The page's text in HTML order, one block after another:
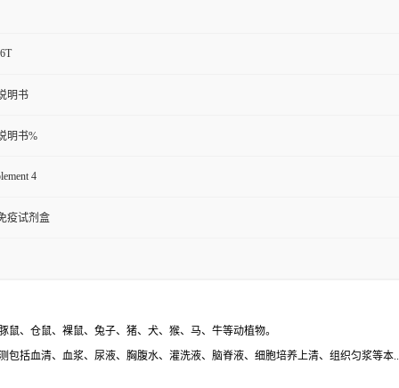
明书
明书%
4
疫试剂盒
、仓鼠、裸鼠、兔子、猪、犬、猴、马、牛等动植物。
括血清、血浆、尿液、胸腹水、灌洗液、脑脊液、细胞培养上清、组织匀浆等本..